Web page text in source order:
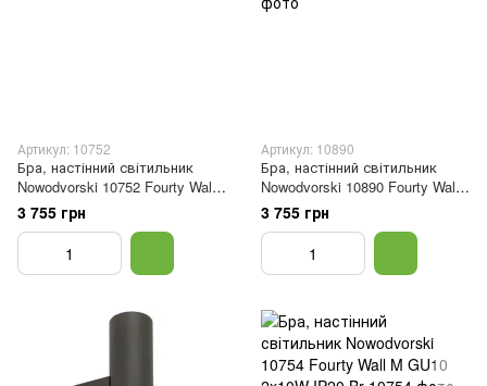
Артикул: 10752
Бра, настінний світильник
Nowodvorski 10752 Fourty Wall
M GU10 2x10W IP20 Wh
3 755 грн
Артикул: 10890
Бра, настінний світильник
Nowodvorski 10890 Fourty Wall
M GU10 2x10W IP20 Silk Gray
3 755 грн